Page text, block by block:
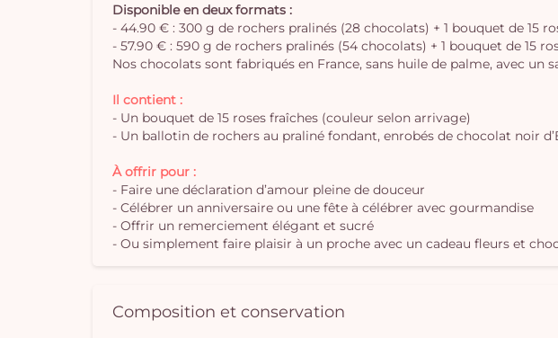
Disponible en deux formats :
- 44.90 € : 300 g de rochers pralinés (28 chocolats) + 1 bouquet de 15
- 57.90 € : 590 g de rochers pralinés (54 chocolats) + 1 bouquet de 15
Nos chocolats sont fabriqués en France, sans huile de palme, avec un
Il contient :
- Un bouquet de 15 roses fraîches (couleur selon arrivage)
- Un ballotin de rochers au praliné fondant, enrobés de chocolat noir
À offrir pour :
- Faire une déclaration d’amour pleine de douceur
- Célébrer un anniversaire ou une fête à célébrer avec gourmandise
- Offrir un remerciement élégant et sucré
- Ou simplement faire plaisir à un proche avec un cadeau fleurs et
Composition et conservation